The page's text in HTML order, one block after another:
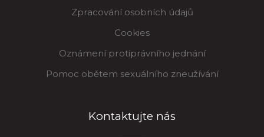
Zpracování osobních údajů
Cookies
Oznámení protiprávního jednání
Pomoc obětem sexuálního zneužívání
Kontaktujte nás